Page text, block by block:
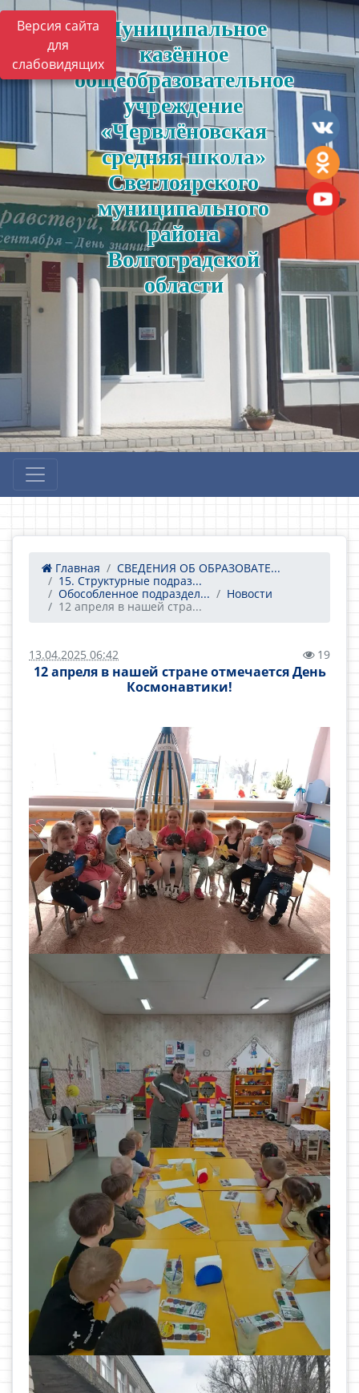
Версия сайта
для
слабовидящих
Муниципальное
казённое
общеобразовательное
учреждение
«Червлёновская
средняя школа»
Светлоярского
муниципального
района
Волгоградской
области
Главная
СВЕДЕНИЯ ОБ ОБРАЗОВАТЕ...
15. Структурные подраз...
Обособленное подраздел...
Новости
12 апреля в нашей стра...
13.04.2025 06:42 19
12 апреля в нашей стране отмечается День
Космонавтики!